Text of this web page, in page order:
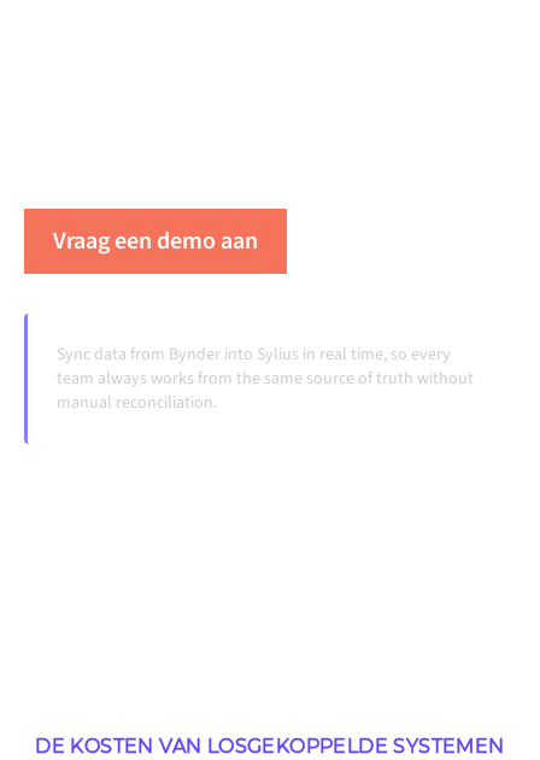
Vraag een demo aan
Sync data from Bynder into Sylius in real time, so every
team always works from the same source of truth without
manual reconciliation.
DE KOSTEN VAN LOSGEKOPPELDE SYSTEMEN